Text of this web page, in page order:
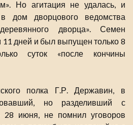
Но агитация не удалась, и
дом дворцового ведомства
дворца». Семен
11 дней и был выпущен только 8
суток «после кончины
полка Г.Р. Державин, в
но разделивший с
28 июня, не помнил уговоров